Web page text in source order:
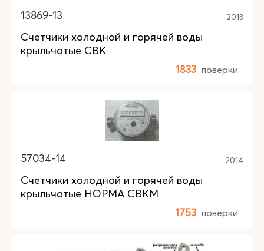
13869-13 2013
Счетчики холодной и горячей воды
крыльчатые СВК
1833 поверки
57034-14 2014
Счетчики холодной и горячей воды
крыльчатые НОРМА СВКМ
1753 поверки